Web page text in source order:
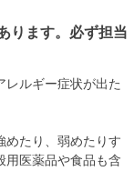
ります。必ず担当
レルギー症状が出た
めたり、弱めたりす
用医薬品や食品も含